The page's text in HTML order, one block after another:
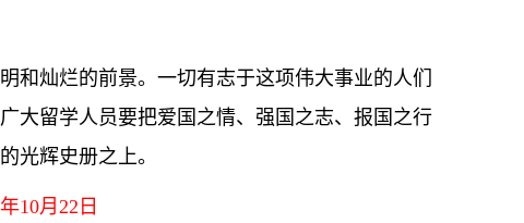
和灿烂的前景。一切有志于这项伟大事业的人们
大留学人员要把爱国之情、强国之志、报国之行
光辉史册之上。
10月22日